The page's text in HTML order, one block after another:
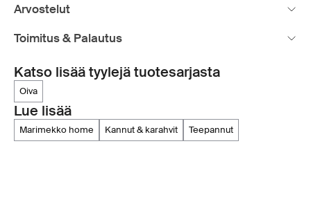
Arvostelut
Toimitus & Palautus
Katso lisää tyylejä tuotesarjasta
oiva
Lue lisää
marimekko home kannut & karahvit teepannut